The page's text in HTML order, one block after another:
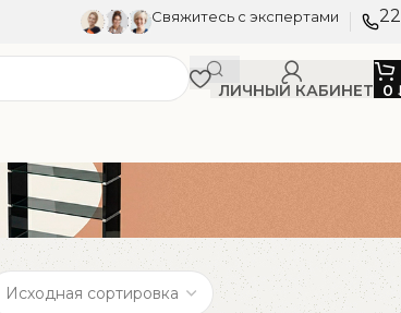
Свяжитесь с экспертами
ЛИЧНЫЙ КАБИНЕТ 0